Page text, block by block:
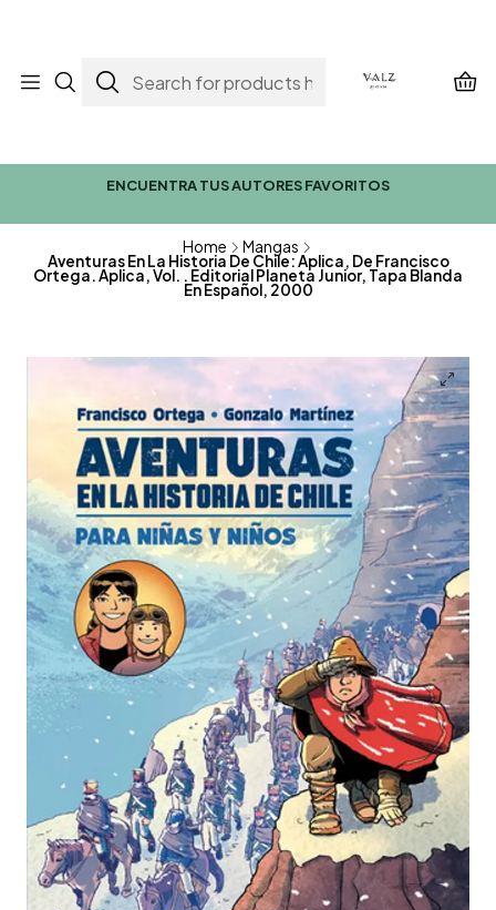
ENCUENTRA TUS AUTORES FAVORITOS
Home Mangas
Aventuras En La Historia De Chile: Aplica, De Francisco
Ortega. Aplica, Vol. . Editorial Planeta Junior, Tapa Blanda
En Español, 2000